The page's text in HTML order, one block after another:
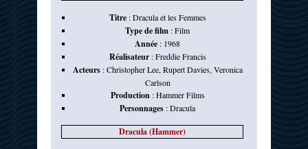
Titre:Dracula et les Femmes
Type de film :Film
Année : 1968
Réalisateur:Freddie Francis
Acteurs:Christopher Lee, Rupert Davies, Veronica
Carlson
Production :Hammer Films
Personnages :Dracula
Dracula (Hammer)